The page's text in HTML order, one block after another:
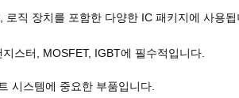
직 장치를 포함한 다양한 IC 패키지에 사용
스터, MOSFET, IGBT에 필수적입니다.
시스템에 중요한 부품입니다.